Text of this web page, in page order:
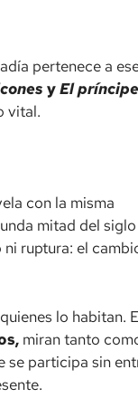
pertenece a
yEl
vital.
con la misma
mitad del siglo
ruptura: el
lo habitan.
miran tanto
se participa sin